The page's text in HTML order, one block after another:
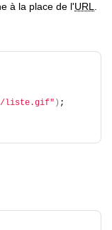
à la place de l'URL
liste.gif" ) ;